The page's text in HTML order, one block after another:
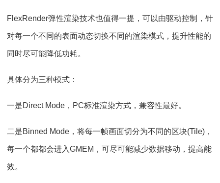
FlexRender弹性渲染技术也值得一提，可以由驱动控制，针
对每一个不同的表面动态切换不同的渲染模式，提升性能的
同时尽可能降低功耗。
具体分为三种模式：
一是Direct Mode，PC标准渲染方式，兼容性最好。
二是Binned Mode，将每一帧画面切分为不同的区块(Tile)，
每一个都都会进入GMEM，可尽可能减少数据移动，提高能
效。